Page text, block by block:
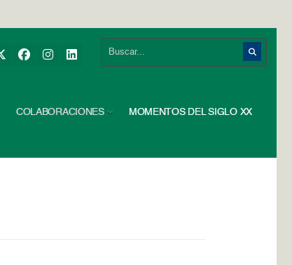
COLABORACIONES MOMENTOS DEL SIGLO XX